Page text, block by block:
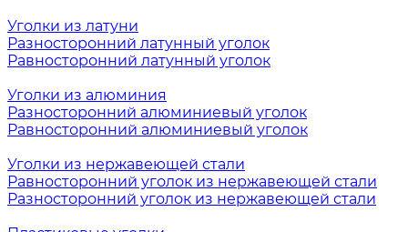
Уголки из латуни
Разносторонний латунный уголок
Равносторонний латунный уголок
Уголки из алюминия
Разносторонний алюминиевый уголок
Равносторонний алюминиевый уголок
Уголки из нержавеющей стали
Равносторонний уголок из нержавеющей стали
Разносторонний уголок из нержавеющей стали